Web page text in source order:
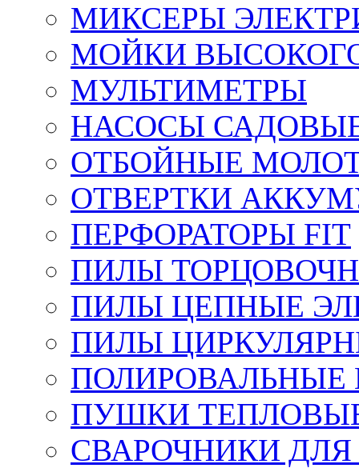
МИКСЕРЫ
МОЙКИ
МУЛЬТИМЕТРЫ
НАСОСЫ
ОТБОЙНЫЕ
ОТВЕРТКИ
ПЕРФОРАТОРЫ FIT
ПИЛЫ
ПИЛЫ ЦЕПНЫЕ
ПИЛЫ
ПУШКИ
СВАРОЧНИКИ